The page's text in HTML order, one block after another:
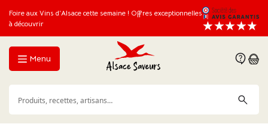
Foire aux Vins d’Alsace cette semaine ! Offres exceptionnelles
à découvrir
Menu